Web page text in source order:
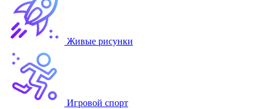
Живые рисунки
Игровой спорт